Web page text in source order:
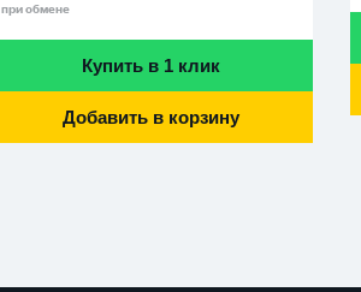
при обмене
Купить в 1 клик
Добавить в корзину